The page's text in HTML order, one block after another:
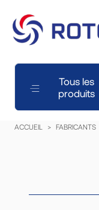
Tous les
produits
ACCUEIL FABRICANTS